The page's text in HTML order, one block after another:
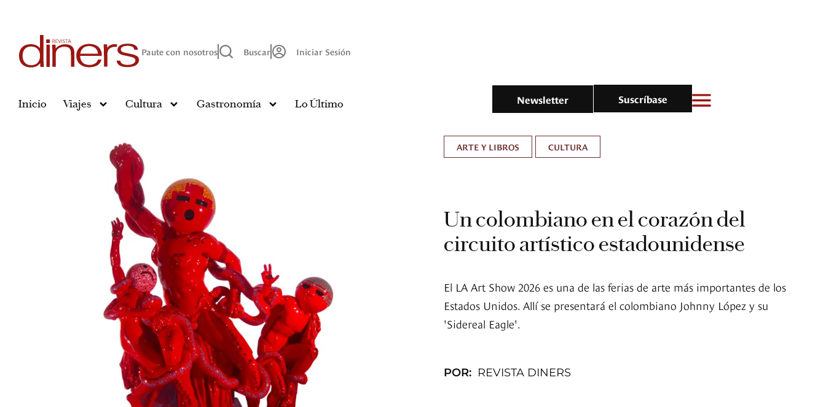
Paute con nosotros Buscar Iniciar Sesión
Inicio Viajes Cultura Gastronomía Lo Último Newsletter Suscríbase
ARTE Y LIBROS CULTURA
Un colombiano en el corazón del
circuito artístico estadounidense
El LA Art Show 2026 es una de las ferias de arte más importantes de los
Estados Unidos. Allí se presentará el colombiano Johnny López y su
'Sidereal Eagle'.
POR: REVISTA DINERS